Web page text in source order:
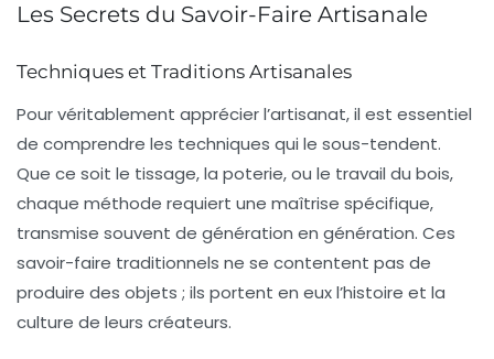
Les Secrets du Savoir-Faire Artisanale
Techniques et Traditions Artisanales
Pour véritablement apprécier l’artisanat, il est essentiel
de comprendre les techniques qui le sous-tendent.
Que ce soit le tissage, la poterie, ou le travail du bois,
chaque méthode requiert une maîtrise spécifique,
transmise souvent de génération en génération. Ces
savoir-faire traditionnels ne se contentent pas de
produire des objets ; ils portent en eux l’histoire et la
culture de leurs créateurs.